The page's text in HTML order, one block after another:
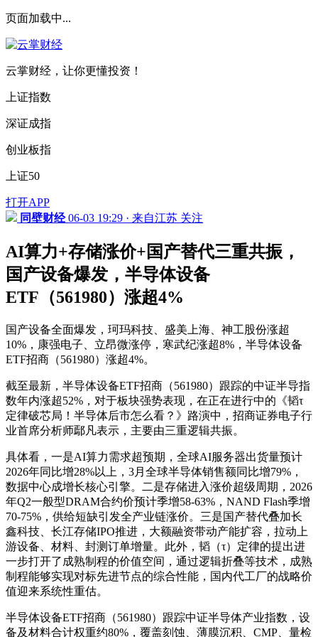
页面加载中...
云掌财经，让你更懂投资！
上证指数
深证成指
创业板指
上证50
打开APP
同壁财经 06-03 19:29 · 来自江苏 关注
AI算力+存储涨价+国产替代三重共振，
国产设备爆发，半导体设备
ETF（561980）涨超4%
国产设备全面爆发，珂玛科技、盛美上海、神工股份涨超
10%，康强电子、立昂微涨停，寒武纪涨超8%，半导体设备
ETF招商（561980）涨超4%。
截至最新，半导体设备ETF招商（561980）跟踪的中证半导指
数年内涨超52%，对于板块强势表现，在正在进行中的《韬τ
定律破芯局！半导体后市怎么看？》路演中，招商证券电子行
业首席分析师鄢凡表示，主要由三重逻辑共振。
具体看，一是AI算力需求超预期，全球AI服务器出货量预计
2026年同比增28%以上，3月全球半导体销售额同比增79%，
数据中心成增长核心引擎。二是存储进入涨价超级周期，2026
年Q2一般型DRAM合约价预计季增58-63%，NAND Flash季增
70-75%，供给短缺引发全产业链涨价。三是国产替代叠加长
鑫科技、长江存储IPO推进，大额融资带动产能扩容，拉动上
游设备、材料、封测订单增量。此外，韬（τ）定律的提出进
一步打开了成熟制程的价值空间，通过逻辑折叠等技术，成熟
制程能够实现对标先进节点的综合性能，国内代工厂的战略价
值迎来系统性重估。
半导体设备ETF招商（561980）跟踪中证半导体产业指数，设
备及材料合计权重约80%，覆盖刻蚀、薄膜沉积、CMP、量检